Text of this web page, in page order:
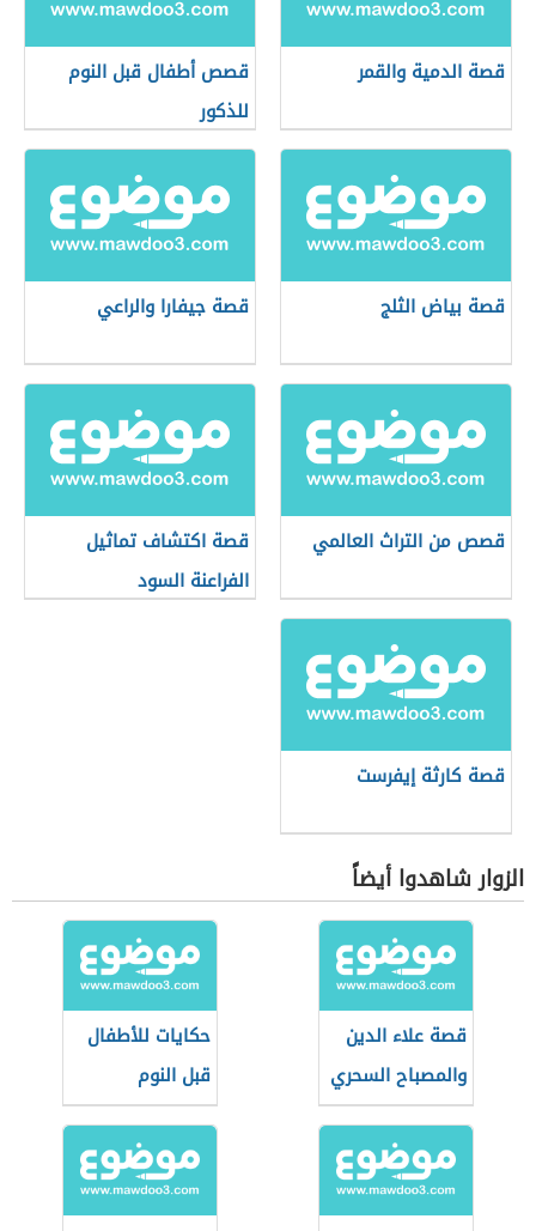
قصة الدمية والقمر
قصص أطفال قبل النوم
للذكور
قصة بياض الثلج قصة جيفارا والراعي
قصص من التراث العالمي
قصة اكتشاف تماثيل
الفراعنة السود
قصة كارثة إيفرست
الزوار شاهدوا أيضاً
قصة علاء الدين
والمصباح السحري
حكايات للأطفال
قبل النوم